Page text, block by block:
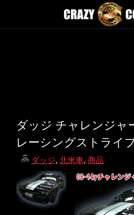
ダッジ チャレンジャ
レーシングストライ
ダッジ, 北米車, 商品